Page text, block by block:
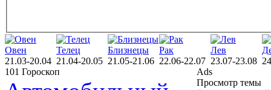
Овен
21.03-20.04
Телец
21.04-20.05
Близнецы
21.05-21.06
Рак
22.06-22.07
Лев
23.07-23.08
101 Гороскоп
Ads
Просмотр темы